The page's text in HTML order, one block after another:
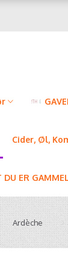
Cider, Øl,
ER
Ardèche